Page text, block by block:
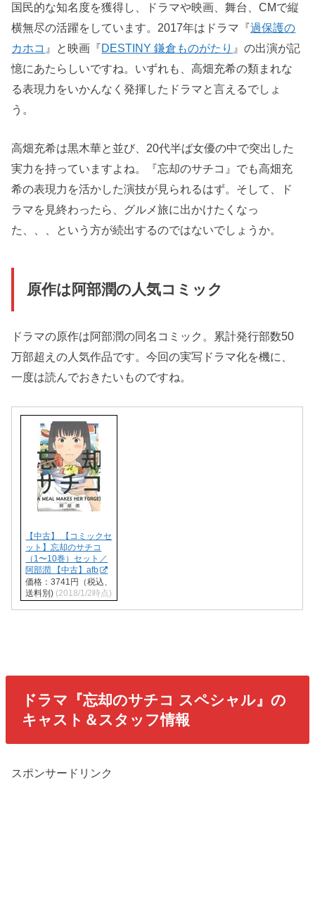
国民的な知名度を獲得し、ドラマや映画、舞台、CMで縦
横無尽の活躍をしています。2017年はドラマ『過保護の
カホコ 』と映画『DESTINY 鎌倉ものがたり 』の出演が記
憶にあたらしいですね。いずれも、高畑充希の類まれな
る表現力をいかんなく発揮したドラマと言えるでしょ
う。
高畑充希は黒木華と並び、20代半ば女優の中で突出した
実力を持っていますよね。『忘却のサチコ』でも高畑充
希の表現力を活かした演技が見られるはず。そして、ド
ラマを見終わったら、グルメ旅に出かけたくなっ
た、、、という方が続出するのではないでしょうか。
原作は阿部潤の人気コミック
ドラマの原作は阿部潤の同名コミック。累計発行部数50
万部超えの人気作品です。今回の実写ドラマ化を機に、
一度は読んでおきたいものですね。
【中古】 【コミックセ
ット】忘却のサチコ
（1〜10巻）セット／
阿部潤 【中古】afb
価格：3741円（税込、
送料別) (2018/1/2時点)
ドラマ『忘却のサチコ スペシャル』の
キャスト＆スタッフ情報
スポンサードリンク